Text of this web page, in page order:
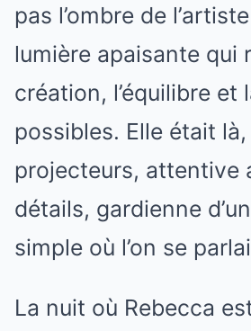
pas l’ombre de
lumière apaisante qui
création, l’équilibre et
possibles. Elle était
projecteurs, attentive
détails, gardienne
simple où l’on se
La nuit où Rebecca